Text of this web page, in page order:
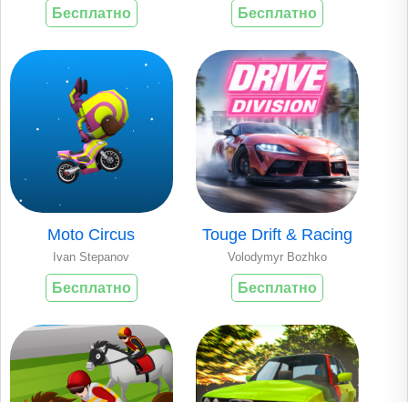
Бесплатно Бесплатно
Moto Circus
Ivan Stepanov
Бесплатно
Touge Drift & Racing
Volodymyr Bozhko
Бесплатно